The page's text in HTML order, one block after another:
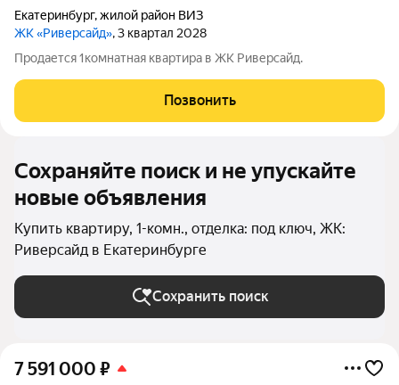
Екатеринбург,жилой район ВИЗ
ЖК «Риверсайд», 3 квартал 2028
Продается 1комнатная квартира в ЖК Риверсайд.
Позвонить
Сохраняйте поиск и не упускайте
новые объявления
Купить квартиру, 1-комн., отделка: под ключ, ЖК:
Риверсайд в Екатеринбурге
Сохранить поиск
7 591 000 ₽